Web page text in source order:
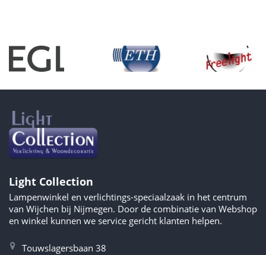
Light Collection
Lampenwinkel en verlichtings-speciaalzaak in het centrum
van Wijchen bij Nijmegen. Door de combinatie van Webshop
en winkel kunnen we service gericht klanten helpen.
Touwslagersbaan 38